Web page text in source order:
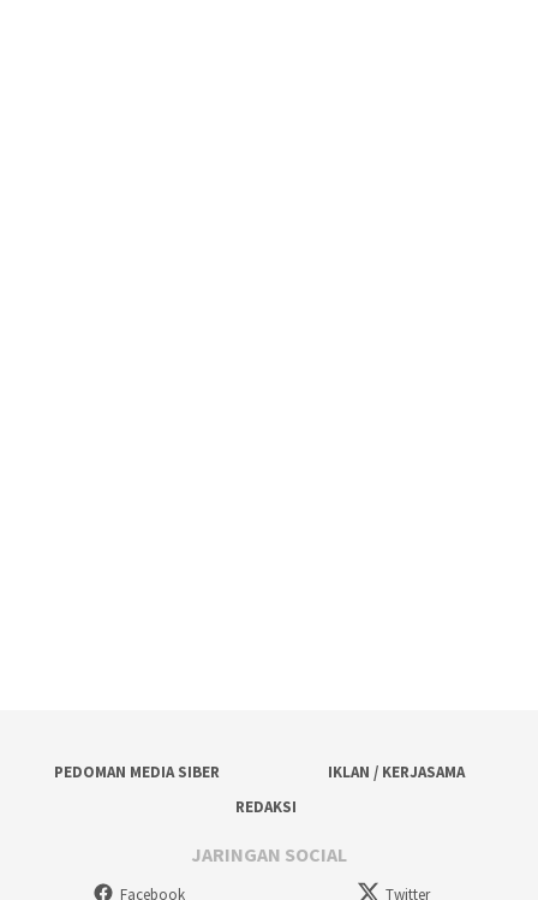
PEDOMAN MEDIA SIBER
IKLAN / KERJASAMA
REDAKSI
JARINGAN SOCIAL
Facebook Twitter